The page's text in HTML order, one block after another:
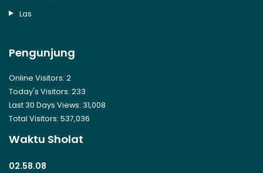
Las
Pengunjung
Online Visitors: 2
Today's Visitors: 233
Last 30 Days Views: 31,008
Total Visitors: 537,036
Waktu Sholat
02.58.08